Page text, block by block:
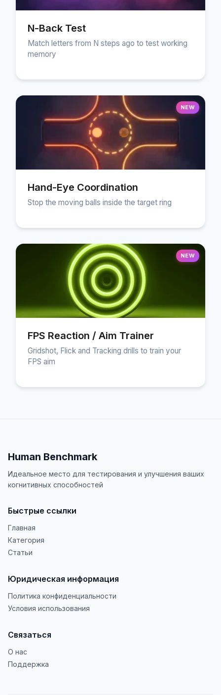
N-Back Test
Match letters from N steps ago to test working
memory
NEW
Hand-Eye Coordination
Stop the moving balls inside the target ring
NEW
FPS Reaction / Aim Trainer
Gridshot, Flick and Tracking drills to train your
FPS aim
Human Benchmark
Идеальное место для тестирования и улучшения ваших
когнитивных способностей
Быстрые ссылки
Главная
Категория
Статьи
Юридическая информация
Политика конфиденциальности
Условия использования
Связаться
О нас
Поддержка